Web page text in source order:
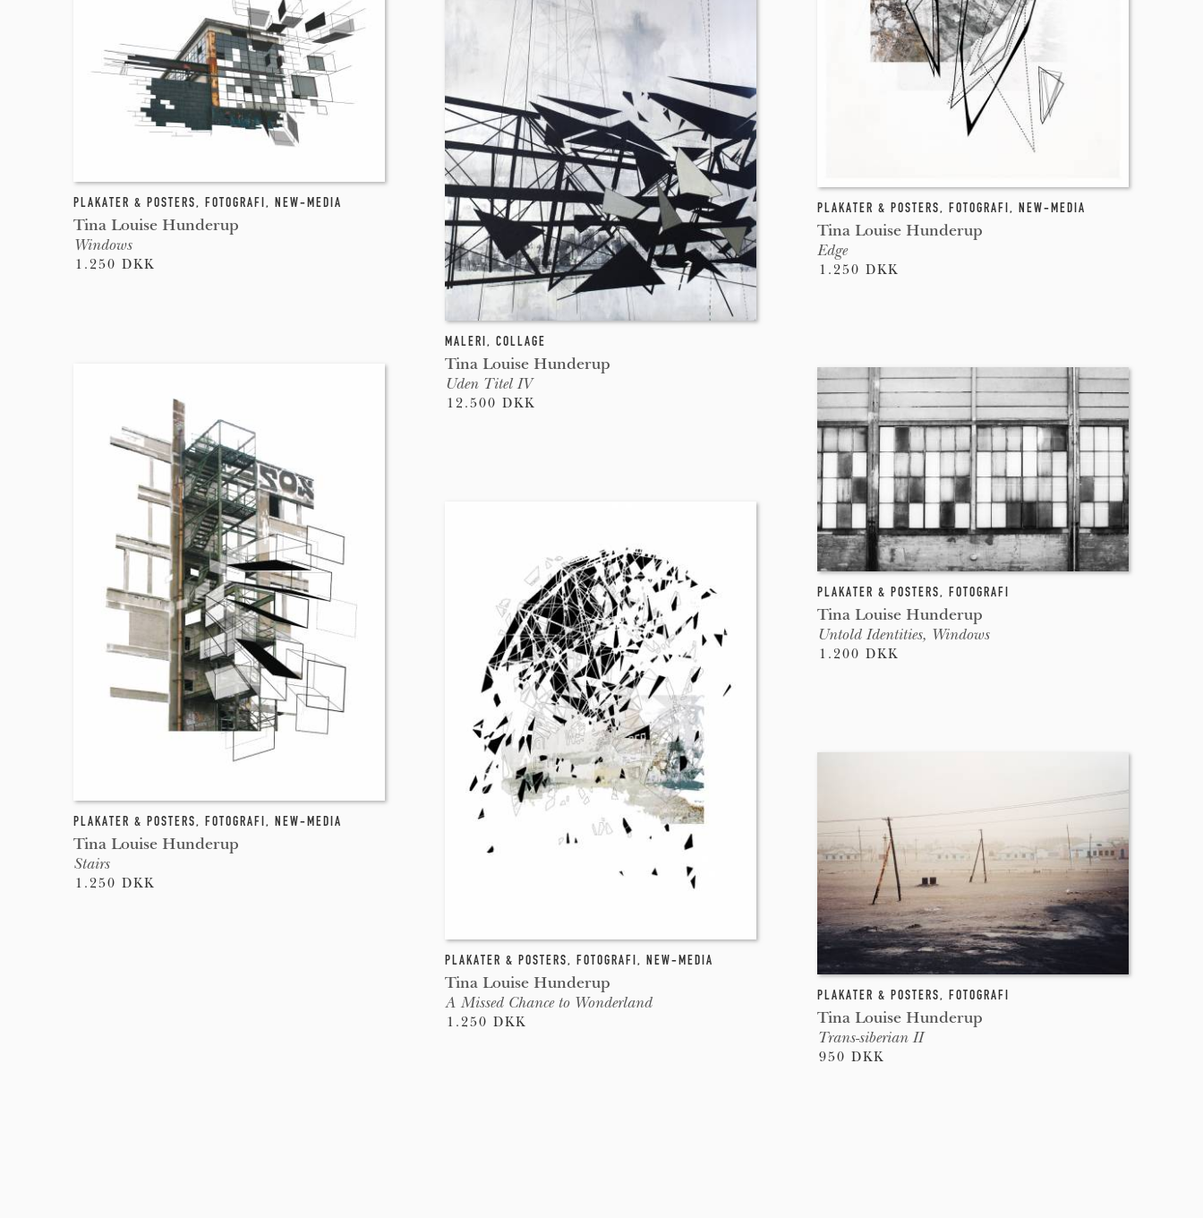
PLAKATER & POSTERS, FOTOGRAFI, NEW-MEDIA
Tina Louise Hunderup
Edge
1.250 DKK
PLAKATER & POSTERS, FOTOGRAFI, NEW-MEDIA
Tina Louise Hunderup
Windows
1.250 DKK
MALERI, COLLAGE
Tina Louise Hunderup
Uden Titel IV
12.500 DKK
PLAKATER & POSTERS, FOTOGRAFI, NEW-MEDIA
Tina Louise Hunderup
Stairs
1.250 DKK
PLAKATER & POSTERS, FOTOGRAFI
Tina Louise Hunderup
Untold Identities, Windows
1.200 DKK
PLAKATER & POSTERS, FOTOGRAFI, NEW-MEDIA
Tina Louise Hunderup
A Missed Chance to Wonderland
1.250 DKK
PLAKATER & POSTERS, FOTOGRAFI
Tina Louise Hunderup
Trans-siberian II
950 DKK